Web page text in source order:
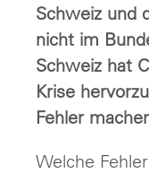
Schweiz und
nicht im
Schweiz hat
Krise
Fehler
Welche